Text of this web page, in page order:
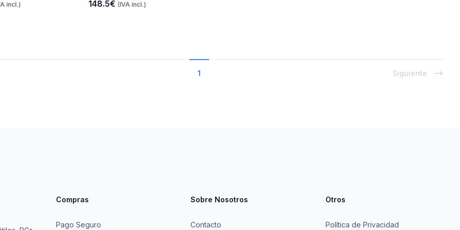
incl.) 148.5€ (IVA incl.)
1 Siguiente
Compras
Pago Seguro
Sobre Nosotros
Contacto
Otros
Política de Privacidad